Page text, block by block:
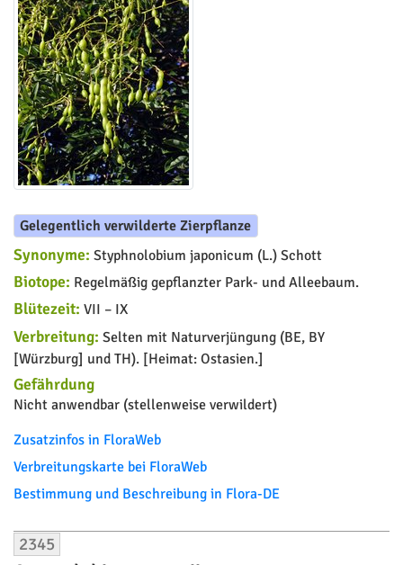
Gelegentlich verwilderte Zierpflanze
Synonyme: Styphnolobium japonicum (L.) Schott
Biotope: Regelmäßig gepflanzter Park- und Alleebaum.
Blütezeit: VII – IX
Verbreitung: Selten mit Naturverjüngung (BE, BY
[Würzburg] und TH). [Heimat: Ostasien.]
Gefährdung
Nicht anwendbar (stellenweise verwildert)
Zusatzinfos in FloraWeb
Verbreitungskarte bei FloraWeb
Bestimmung und Beschreibung in Flora-DE
2345